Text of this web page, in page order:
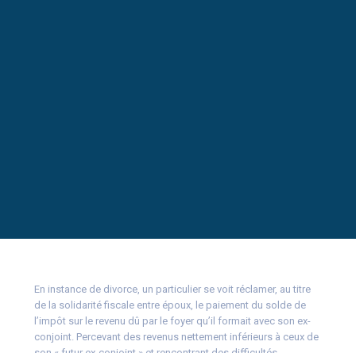
En instance de divorce, un particulier se voit réclamer, au titre
de la solidarité fiscale entre époux, le paiement du solde de
l’impôt sur le revenu dû par le foyer qu’il formait avec son ex-
conjoint. Percevant des revenus nettement inférieurs à ceux de